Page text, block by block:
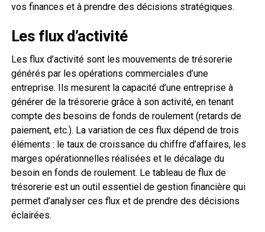
vos finances et à prendre des décisions stratégiques.
Les flux d’activité
Les flux d’activité sont les mouvements de trésorerie
générés par les opérations commerciales d’une
entreprise. Ils mesurent la capacité d’une entreprise à
générer de la trésorerie grâce à son activité, en tenant
compte des besoins de fonds de roulement (retards de
paiement, etc.). La variation de ces flux dépend de trois
éléments : le taux de croissance du chiffre d’affaires, les
marges opérationnelles réalisées et le décalage du
besoin en fonds de roulement. Le tableau de flux de
trésorerie est un outil essentiel de gestion financière qui
permet d’analyser ces flux et de prendre des décisions
éclairées.